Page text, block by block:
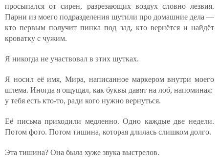
просыпался от сирен, разрезающих воздух словно лезвия.
Парни из моего подразделения шутили про домашние дела —
кто первым получит пинка под зад, кто вернётся и найдёт
кроватку с чужим.
Я никогда не участвовал в этих шутках.
Я носил её имя, Мира, написанное маркером внутри моего
шлема. Иногда я ощущал, как буквы давят на лоб, напоминая:
у тебя есть кто-то, ради кого нужно вернуться.
Её письма приходили медленно. Одно каждые две недели.
Потом фото. Потом тишина, которая длилась слишком долго.
Эта тишина? Она была хуже звука выстрелов.